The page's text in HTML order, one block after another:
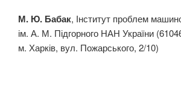
М. Ю. Бабак, Інститут проблем
ім. А. М. Підгорного НАН України
м. Харків, вул. Пожарського, 2/10)